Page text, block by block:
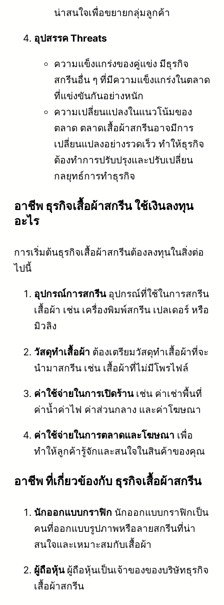
น่าสนใจเพื่อขยายกลุ่มลูกค้า
อุปสรรค Threats
ความแข็งแกร่งของคู่แข่ง มีธุรกิจ
สกรีนอื่น ๆ ที่มีความแข็งแกร่งในตลาด
ที่แข่งขันกันอย่างหนัก
ความเปลี่ยนแปลงในแนวโน้มของ
ตลาด ตลาดเสื้อผ้าสกรีนอาจมีการ
เปลี่ยนแปลงอย่างรวดเร็ว ทำให้ธุรกิจ
ต้องทำการปรับปรุงและปรับเปลี่ยน
กลยุทธ์การทำธุรกิจ
อาชีพ ธุรกิจเสื้อผ้าสกรีน ใช้เงินลงทุน
อะไร
การเริ่มต้นธุรกิจเสื้อผ้าสกรีนต้องลงทุนในสิ่งต่อ
ไปนี้
อุปกรณ์การสกรีนอุปกรณ์ที่ใช้ในการสกรีน
เสื้อผ้า เช่น เครื่องพิมพ์สกรีน เปลเดอร์ หรือ
มิวลิง
วัสดุทำเสื้อผ้า ต้องเตรียมวัสดุทำเสื้อผ้าที่จะ
นำมาสกรีน เช่น เสื้อผ้าที่ไม่มีโพรไฟล์
ค่าใช้จ่ายในการเปิดร้านเช่น ค่าเช่าพื้นที่
ค่าน้ำค่าไฟ ค่าส่วนกลาง และค่าโฆษณา
ค่าใช้จ่ายในการตลาดและโฆษณา เพื่อ
ทำให้ลูกค้ารู้จักและสนใจในสินค้าของคุณ
อาชีพ ที่เกี่ยวข้องกับ ธุรกิจเสื้อผ้าสกรีน
นักออกแบบกราฟิก นักออกแบบกราฟิกเป็น
คนที่ออกแบบรูปภาพหรือลายสกรีนที่น่า
สนใจและเหมาะสมกับเสื้อผ้า
ผู้ถือหุ้นผู้ถือหุ้นเป็นเจ้าของของบริษัทธุรกิจ
เสื้อผ้าสกรีน